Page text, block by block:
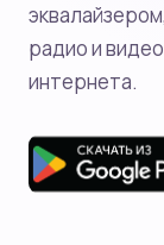
радио и
интернета.